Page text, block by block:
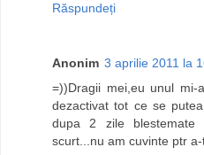
Răspundeți
Anonim 3 aprilie 2011 la
=))Dragii mei,eu unul mi-
dezactivat tot ce se
dupa 2 zile blestemate
scurt...nu am cuvinte ptr